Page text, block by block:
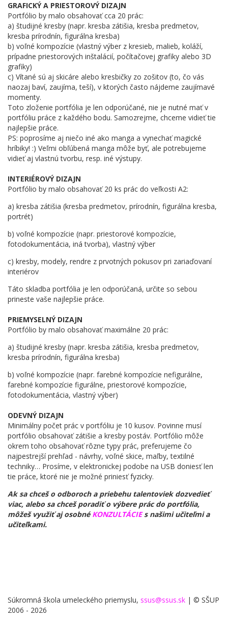
GRAFICKÝ A PRIESTOROVÝ DIZAJN
Portfólio by malo obsahovať cca 20 prác:
a) študijné kresby (napr. kresba zátišia, kresba predmetov,
kresba prírodnín, figurálna kresba)
b) voľné kompozície (vlastný výber z kresieb, malieb, koláží,
prípadne priestorových inštalácií, počítačovej grafiky alebo 3D
grafiky)
c) Vítané sú aj skicáre alebo kresbičky zo zošitov (to, čo vás
naozaj baví, zaujíma, teší), v ktorých často nájdeme zaujímavé
momenty.
Toto zloženie portfólia je len odporúčané, nie je nutné mať v
portfóliu práce z každého bodu. Samozrejme, chceme vidieť tie
najlepšie práce.
PS: poprosíme aj niečo iné ako manga a vynechať magické
hríbiky! :) Veľmi obľúbená manga môže byť, ale potrebujeme
vidieť aj vlastnú tvorbu, resp. iné výstupy.
INTERIÉROVÝ DIZAJN
Portfólio by malo obsahovať 20 ks prác do veľkosti A2:
a) kresba zátišia (kresba predmetov, prírodnín, figurálna kresba,
portrét)
b) voľné kompozície (napr. priestorové kompozície,
fotodokumentácia, iná tvorba), vlastný výber
c) kresby, modely, rendre z prvotných pokusov pri zariaďovaní
interiérov
Táto skladba portfólia je len odporúčaná, určite so sebou
prineste vaše najlepšie práce.
PRIEMYSELNÝ DIZAJN
Portfólio by malo obsahovať maximálne 20 prác:
a) študijné kresby (napr. kresba zátišia, kresba predmetov,
kresba prírodnín, figurálna kresba)
b) voľné kompozície (napr. farebné kompozície nefigurálne,
farebné kompozície figurálne, priestorové kompozície,
fotodokumentácia, vlastný výber)
ODEVNÝ DIZAJN
Minimálny počet prác v portfóliu je 10 kusov. Povinne musí
portfólio obsahovať zátišie a kresby postáv. Portfólio môže
okrem toho obsahovať rôzne typy prác, preferujeme čo
najpestrejší prehľad - návrhy, voľné skice, maľby, textilné
techniky… Prosíme, v elektronickej podobe na USB doniesť len
tie práce, ktoré nie je možné priniesť fyzicky.
Ak sa chceš o odboroch a priebehu talentoviek dozvedieť
viac, alebo sa chceš poradiť o výbere prác do portfólia,
môžeš využiť aj osobnéKONZULTÁCIEs našimi učiteľmi a
učiteľkami.
Súkromná škola umeleckého priemyslu, ssus@ssus.sk | © SŠUP
2006 - 2026